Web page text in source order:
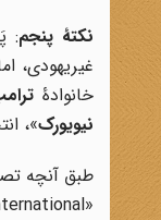
نکتۀ پنجم:
غیریهودی،
خانوادۀ
نیویورک»،
طبق آنچه تصریح